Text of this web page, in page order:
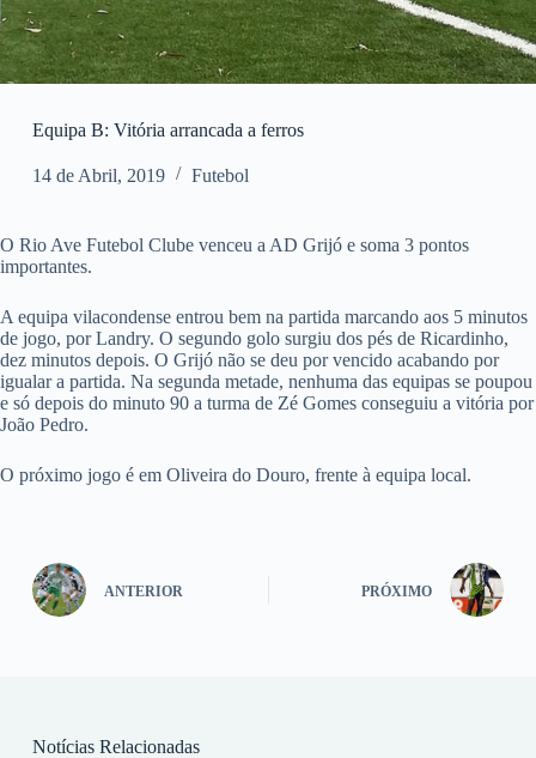
Equipa B: Vitória arrancada a ferros
14 de Abril, 2019 Futebol
O Rio Ave Futebol Clube venceu a AD Grijó e soma 3 pontos
importantes.
A equipa vilacondense entrou bem na partida marcando aos 5 minutos
de jogo, por Landry. O segundo golo surgiu dos pés de Ricardinho,
dez minutos depois. O Grijó não se deu por vencido acabando por
igualar a partida. Na segunda metade, nenhuma das equipas se poupou
e só depois do minuto 90 a turma de Zé Gomes conseguiu a vitória por
João Pedro.
O próximo jogo é em Oliveira do Douro, frente à equipa local.
ANTERIOR PRÓXIMO
Notícias Relacionadas